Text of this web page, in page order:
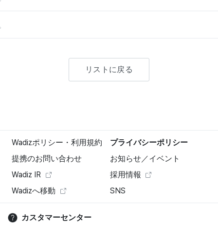
リストに戻る
Wadizポリシー・利用規約
プライバシーポリシー
提携のお問い合わせ
お知らせ／イベント
Wadiz IR
採用情報
Wadizへ移動
SNS
カスタマーセンター